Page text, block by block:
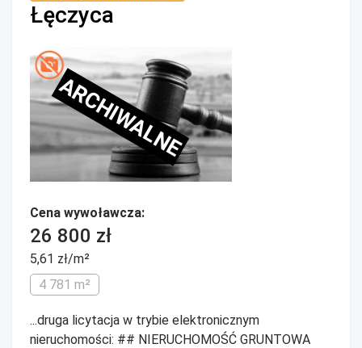
Łęczyca
ARCHIWALNE
Cena wywoławcza:
26 800 zł
5,61 zł/m²
4 781 m²
...druga licytacja w trybie elektronicznym
nieruchomości: ## NIERUCHOMOŚĆ GRUNTOWA